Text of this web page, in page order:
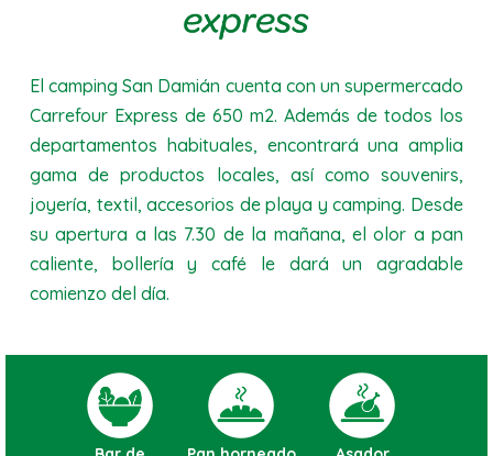
El camping San Damián cuenta con un supermercado
Carrefour Express de 650 m2. Además de todos los
departamentos habituales, encontrará una amplia
gama de productos locales, así como souvenirs,
joyería, textil, accesorios de playa y camping. Desde
su apertura a las 7.30 de la mañana, el olor a pan
caliente, bollería y café le dará un agradable
comienzo del día.